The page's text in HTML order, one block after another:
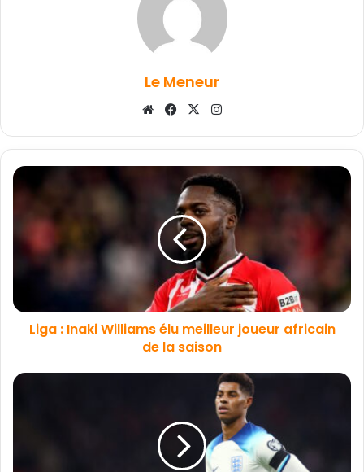
Le Meneur
WebsiteFacebook
X
Liga : Inaki Williams élu meilleur joueur africain
de la saison